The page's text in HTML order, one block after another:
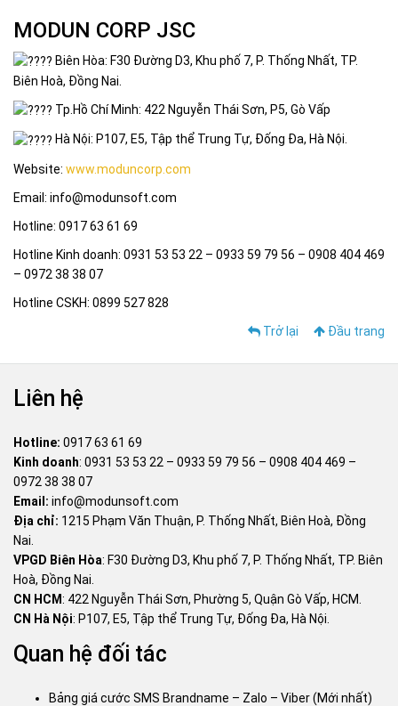
MODUN CORP JSC
Biên Hòa: F30 Đường D3, Khu phố 7, P. Thống Nhất, TP.
Biên Hoà, Đồng Nai.
Tp.Hồ Chí Minh: 422 Nguyễn Thái Sơn, P5, Gò Vấp
Hà Nội: P107, E5, Tập thể Trung Tự, Đống Đa, Hà Nội.
Website: www.moduncorp.com
Email: info@modunsoft.com
Hotline: 0917 63 61 69
Hotline Kinh doanh: 0931 53 53 22 – 0933 59 79 56 – 0908 404 469
– 0972 38 38 07
Hotline CSKH: 0899 527 828
Trở lại
Đầu trang
Liên hệ
Hotline: 0917 63 61 69
Kinh doanh: 0931 53 53 22 – 0933 59 79 56 – 0908 404 469 –
0972 38 38 07
Email: info@modunsoft.com
Địa chỉ: 1215 Phạm Văn Thuận, P. Thống Nhất, Biên Hoà, Đồng
Nai.
VPGD Biên Hòa: F30 Đường D3, Khu phố 7, P. Thống Nhất, TP. Biên
Hoà, Đồng Nai.
CN HCM: 422 Nguyễn Thái Sơn, Phường 5, Quận Gò Vấp, HCM.
CN Hà Nội: P107, E5, Tập thể Trung Tự, Đống Đa, Hà Nội.
Quan hệ đối tác
Bảng giá cước SMS Brandname – Zalo – Viber (Mới nhất)